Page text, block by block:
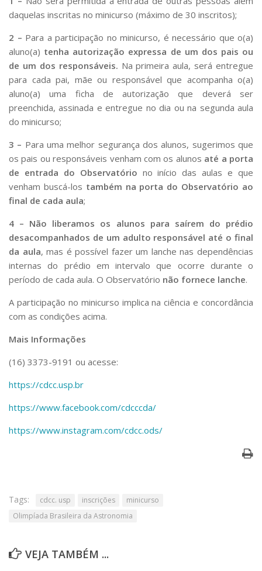
daquelas inscritas no minicurso (máximo de 30 inscritos);
2 – Para a participação no minicurso, é necessário que o(a)
aluno(a) tenha autorização expressa de um dos pais ou
de um dos responsáveis. Na primeira aula, será entregue
para cada pai, mãe ou responsável que acompanha o(a)
aluno(a) uma ficha de autorização que deverá ser
preenchida, assinada e entregue no dia ou na segunda aula
do minicurso;
3 – Para uma melhor segurança dos alunos, sugerimos que
os pais ou responsáveis venham com os alunos até a porta
de entrada do Observatório no início das aulas e que
venham buscá-los também na porta do Observatório ao
final de cada aula;
4 – Não liberamos os alunos para saírem do prédio
desacompanhados de um adulto responsável até o final
da aula, mas é possível fazer um lanche nas dependências
internas do prédio em intervalo que ocorre durante o
período de cada aula. O Observatório não fornece lanche.
A participação no minicurso implica na ciência e concordância
com as condições acima.
Mais Informações
(16) 3373-9191 ou acesse:
https://cdcc.usp.br
https://www.facebook.com/cdcccda/
https://www.instagram.com/cdcc.ods/
Tags: cdcc. usp inscrições
minicurso
Olimpíada Brasileira da Astronomia
VEJA TAMBÉM ...